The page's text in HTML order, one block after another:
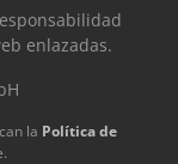
enlazadas.
la Política de